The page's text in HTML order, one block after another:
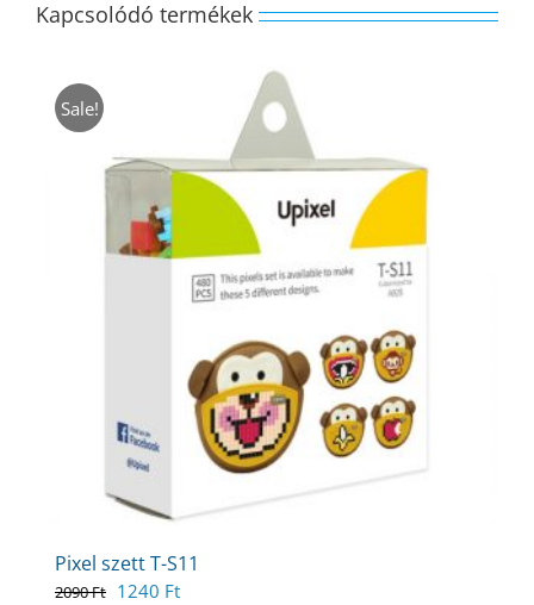
Kapcsolódó termékek
Sale!
Pixel szett T-S11
2090Ft Original
1240 FtCurrent